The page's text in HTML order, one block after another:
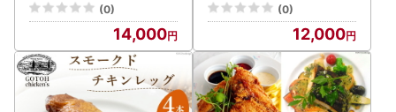
(0)
14,000
(0)
12,000